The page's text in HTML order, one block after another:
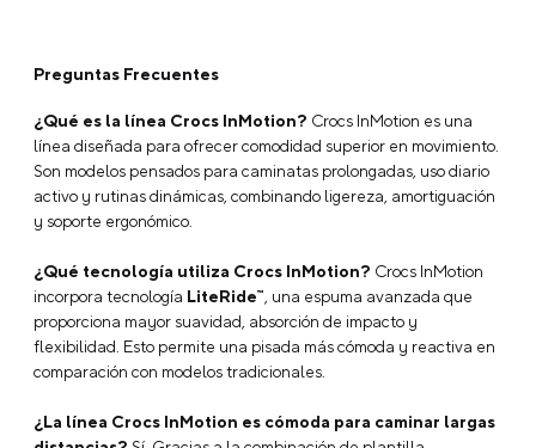
Califica el producto de 1 a 5 estrellas
★★★★★
Tu nombre
Dirección de email
Escribe un comentario
Preguntas Frecuentes
¿Qué es la línea Crocs InMotion?Crocs InMotion es una
línea diseñada para ofrecer comodidad superior en movimiento.
Son modelos pensados para caminatas prolongadas, uso diario
y soporte ergonómico.
¿Qué tecnología utiliza Crocs InMotion?Crocs InMotion
incorpora tecnologíaLiteRide™, una espuma avanzada que
proporciona mayor suavidad, absorción de impacto y
comparación con modelos tradicionales.